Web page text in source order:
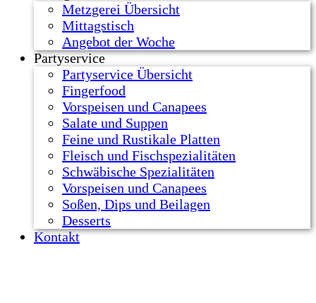
Metzgerei Übersicht
Mittagstisch
Angebot der Woche
Partyservice
Partyservice Übersicht
Fingerfood
Vorspeisen und Canapees
Salate und Suppen
Feine und Rustikale Platten
Fleisch und Fischspezialitäten
Schwäbische Spezialitäten
Vorspeisen und Canapees
Soßen, Dips und Beilagen
Desserts
Kontakt